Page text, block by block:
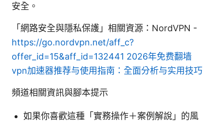
安全。
「網路安全與隱私保護」相關資源：NordVPN -
https://go.nordvpn.net/aff_c?
offer_id=15&aff_id=132441 2026年免费翻墙
vpn加速器推荐与使用指南：全面分析与实用技巧
頻道相關資訊與腳本提示
如果你喜歡這種「實務操作＋案例解說」的風